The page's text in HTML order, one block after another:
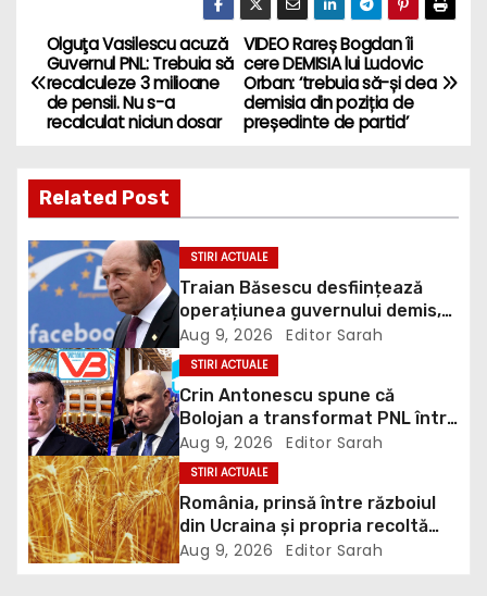
o
s
n
a
v
i
g
a
t
i
o
VIDEO Rareș Bogdan îi
cere DEMISIA lui Ludovic
Orban: ‘trebuia să-și dea
demisia din poziția de
președinte de partid’
Olguţa Vasilescu acuză
Guvernul PNL: Trebuia să
recalculeze 3 milioane
de pensii. Nu s-a
recalculat niciun dosar
Traian Băsescu desființează
operațiunea guvernului demis,
Bolojan, de scufundare a
barjelor în Dunăre: „Este o
improvizație”
Aug 9, 2026 Editor Sarah
STIRI ACTUALE
Crin Antonescu spune că
Bolojan a transformat PNL într-
un satelit USR, asemănător
fostului club de fotbal Dinamo
Victoria, care a aparținut Miliției
Aug 9, 2026 Editor Sarah
STIRI ACTUALE
România, prinsă între războiul
din Ucraina și propria recoltă
record: Rusia lovește porturile
ucrainene, iar țara noastră ar
putea redeveni principala rută
Aug 9, 2026 Editor Sarah